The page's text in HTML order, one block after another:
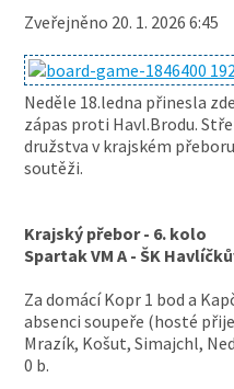
Zveřejněno 20. 1. 2026 6:45
Neděle 18.ledna přinesla
zápas proti Havl.Brodu.
družstva v krajském
soutěži.
Krajský přebor - 6. kolo
Spartak VM A - ŠK
Za domácí Kopr 1 bod a
absenci soupeře (hosté
Mrazík, Košut, Simajchl,
0 b.